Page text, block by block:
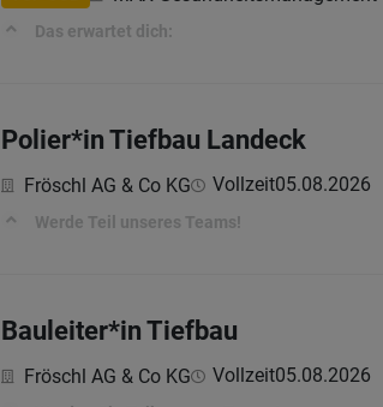
Das erwartet dich:
Polier*in Tiefbau Landeck
Fröschl AG & Co KG Vollzeit05.08.2026
Werde Teil unseres Teams!
Bauleiter*in Tiefbau
Fröschl AG & Co KG Vollzeit05.08.2026